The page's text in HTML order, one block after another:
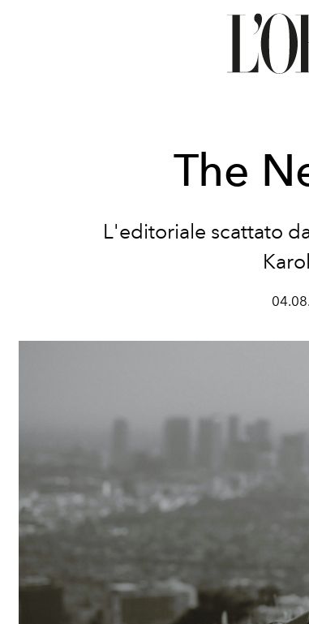
The
L'editoriale scattato